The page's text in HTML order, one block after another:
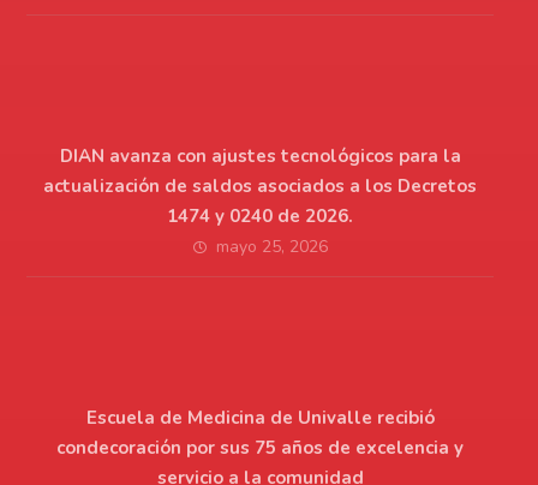
DIAN avanza con ajustes tecnológicos para la
actualización de saldos asociados a los Decretos
1474 y 0240 de 2026.
mayo 25, 2026
Escuela de Medicina de Univalle recibió
condecoración por sus 75 años de excelencia y
servicio a la comunidad